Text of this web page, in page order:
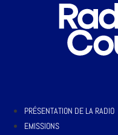
PRÉSENTATION DE LA RADIO
EMISSIONS